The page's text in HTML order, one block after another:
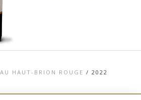
HAUT-BRION ROUGE / 2022